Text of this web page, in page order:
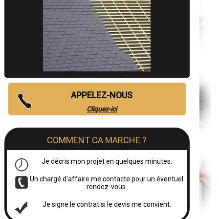
APPELEZ-NOUS
Cliquez-ici
COMMENT CA MARCHE ?
Je décris mon projet en quelques minutes.
Un chargé d'affaire me contacte pour un éventuel
rendez-vous.
Je signe le contrat si le devis me convient.